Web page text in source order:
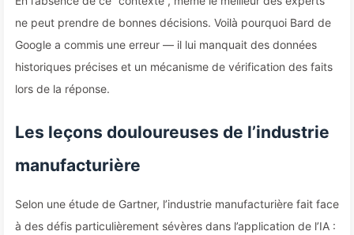
ne peut prendre de bonnes décisions. Voilà pourquoi Bard de
Google a commis une erreur — il lui manquait des données
historiques précises et un mécanisme de vérification des faits
lors de la réponse.
Les leçons douloureuses de l’industrie
manufacturière
Selon une étude de Gartner, l’industrie manufacturière fait face
à des défis particulièrement sévères dans l’application de l’IA :